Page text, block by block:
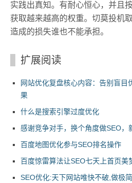
实践出真知。有耐心恒心，并且
获取越来越高的权重。切莫投机
造成的损失谁也不能承担。
扩展阅读
网站优化复盘核心内容：告别盲目
果
什么是搜索引擎过度优化
感谢竞争对手，换个角度做SEO，
百度地图优化参与SEO排名操作
百度惊雷算法让SEO七天上首页美
SEO优化:天下网站唯快不破,做极